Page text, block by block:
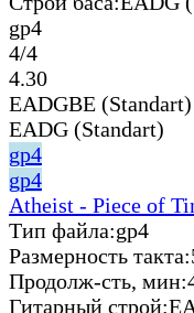
gp4
4/4
4.30
EADGBE (Standart)
EADG (Standart)
gp4
gp4
Atheist - Piece of
Тип файла:gp4
Размерность такта:
Продолж-сть, мин:
Гитарный строй: